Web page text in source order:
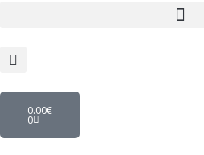
0.00€
0
Carrito